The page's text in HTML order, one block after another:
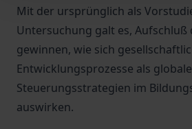
Mit der ursprünglich als
Untersuchung galt es, Aufschluß
gewinnen, wie sich
Entwicklungsprozesse als globale
Steuerungsstrategien im
auswirken.